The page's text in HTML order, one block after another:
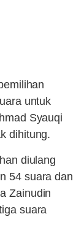
untuk
Syauqi
dihitung.
diulang
54 suara dan
Zainudin
suara